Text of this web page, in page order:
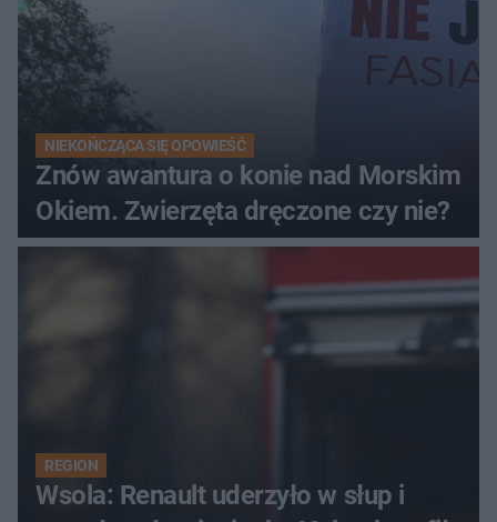
NIEKOŃCZĄCA SIĘ OPOWIEŚĆ
Znów awantura o konie nad Morskim
Okiem. Zwierzęta dręczone czy nie?
REGION
Wsola: Renault uderzyło w słup i